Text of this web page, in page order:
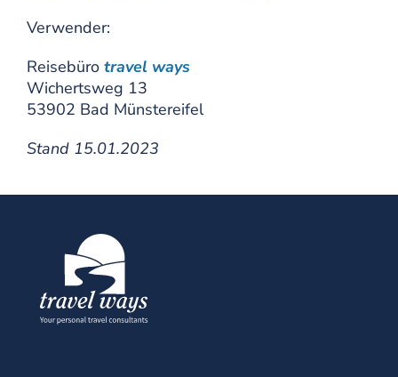
Verwender:
Reisebüro travel ways
Wichertsweg 13
53902 Bad Münstereifel
Stand 15.01.2023